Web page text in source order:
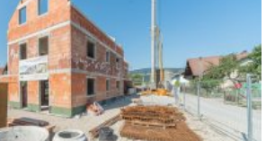
die die Außenwelt mit der
Das Persönliche steht stets im